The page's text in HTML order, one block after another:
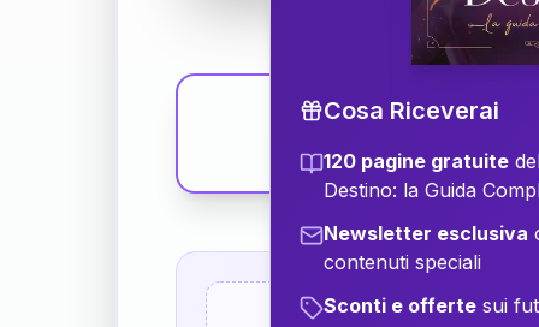
👇 P.S. Interpretazione
Cosa Riceverai
120 pagine gratuite
Destino: la Guida
Newsletter esclusiva
contenuti speciali
Sconti e offerte sui